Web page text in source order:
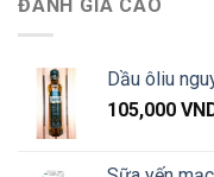
ĐÁNH GIÁ CAO
Dầu ôliu
105,000